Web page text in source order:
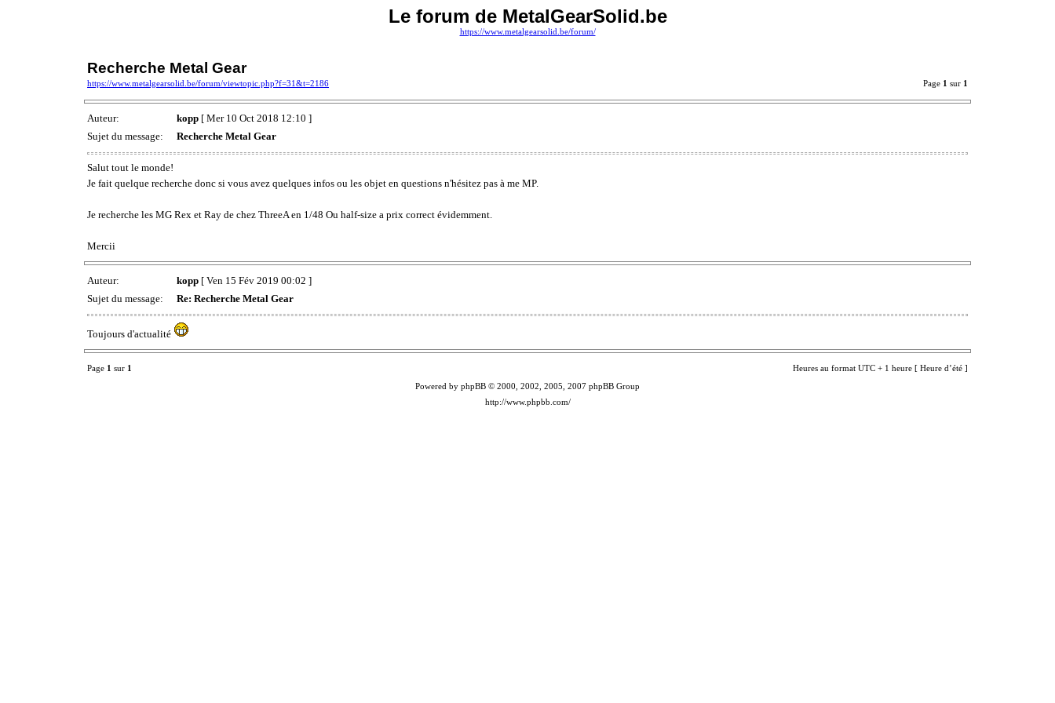
Le forum de MetalGearSolid.be
https://www.metalgearsolid.be/forum/
Recherche Metal Gear
https://www.metalgearsolid.be/forum/viewtopic.php?f=31&t=2186 Page 1 sur 1
Auteur: kopp [ Mer 10 Oct 2018 12:10 ]
Sujet du message:
Recherche Metal Gear
Salut tout le monde!
Je fait quelque recherche donc si vous avez quelques infos ou les objet en questions n'hésitez pas à me MP.
Je recherche les MG Rex et Ray de chez ThreeA en 1/48 Ou half-size a prix correct évidemment.
Mercii
Auteur: kopp [ Ven 15 Fév 2019 00:02 ]
Sujet du message:
Re: Recherche Metal Gear
Toujours d'actualité
Page 1 sur 1 Heures au format UTC + 1 heure [ Heure d’été ]
Powered by phpBB © 2000, 2002, 2005, 2007 phpBB Group
http://www.phpbb.com/